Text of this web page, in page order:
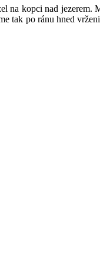
na kopci nad
tak po ránu hned